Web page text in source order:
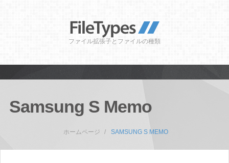
ファイル拡張子とファイルの種類
Samsung S Memo
ホームページ SAMSUNG S MEMO